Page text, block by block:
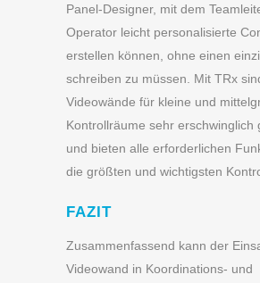
Panel-Designer, mit dem
Operator leicht personalisierte
erstellen können, ohne einen
schreiben zu müssen. Mit TRx
Videowände für kleine und
Kontrollräume sehr erschwinglich
und bieten alle erforderlichen
die größten und wichtigsten
FAZIT
Zusammenfassend kann der
Videowand in Koordinations- und